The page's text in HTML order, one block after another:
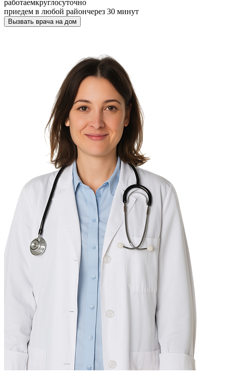
работаемкруглосуточно
приедем в любой райончерез 30 минут
Вызвать врача на дом